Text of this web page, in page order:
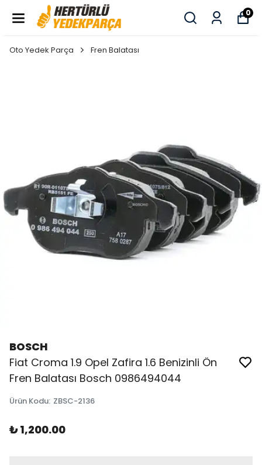
0
Oto Yedek Parça Fren Balatası
BOSCH
Fiat Croma 1.9 Opel Zafira 1.6 Benizinli Ön
Fren Balatası Bosch 0986494044
Ürün Kodu: ZBSC-2136
₺ 1,200.00